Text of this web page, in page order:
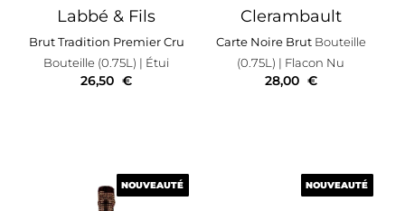
Labbé & Fils
Brut Tradition Premier Cru
Bouteille (0.75L) | Étui
26,50 €
Clerambault
Carte Noire Brut Bouteille
(0.75L) | Flacon Nu
28,00 €
NOUVEAUTÉ
NOUVEAUTÉ NOUVEAUTÉ
NOUVEAUTÉ